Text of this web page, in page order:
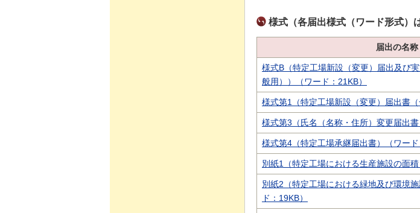
様式（各届出様式（ワード形式）
届出の名称
様式B（特定工場新設（変更）届出及び
般用））（ワード：21KB）
様式第1（特定工場新設（変更）届出書（
様式第3（氏名（名称・住所）変更届出書
様式第4（特定工場承継届出書）（ワード
別紙1（特定工場における生産施設の面積
別紙2（特定工場における緑地及び環境
ド：19KB）